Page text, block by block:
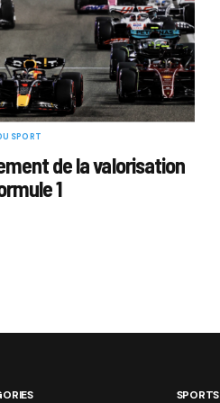
SPORT
de la valorisation
1
SPORTS